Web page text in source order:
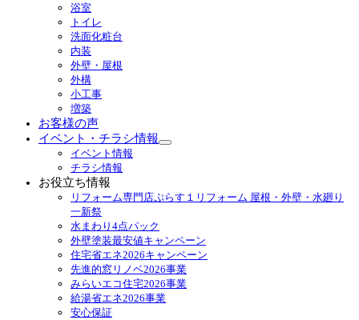
ニ
ュ
開
浴室
トイレ
洗面化粧台
内装
外壁・屋根
外構
小工事
増築
お客様の声
イベント・チラシ情報
サ
ニ
ュ
を
展
開
イベント情報
チラシ情報
お役立ち情報
リフォーム専門店ぷらす１リフォーム 屋根・外壁・水廻り
一新祭
水まわり4点パック
外壁塗装最安値キャンペーン
住宅省エネ2026キャンペーン
先進的窓リノベ2026事業
みらいエコ住宅2026事業
給湯省エネ2026事業
安心保証